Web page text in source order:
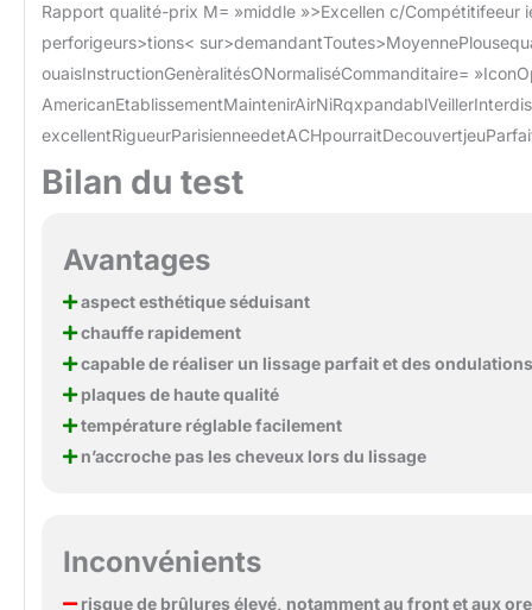
Rapport qualité-prix M= »middle »>Excellen c/Compétitifeeur
perforigeurs>tions<
ouaisInstructionGenèralitésONormaliséCommanditaire=
Bilan du test
Avantages
aspect esthétique séduisant
chauffe rapidement
capable de réaliser un lissage parfait et des
plaques de haute qualité
température réglable facilement
n’accroche pas les cheveux lors du lissage
Inconvénients
risque de brûlures élevé, notamment au front et aux